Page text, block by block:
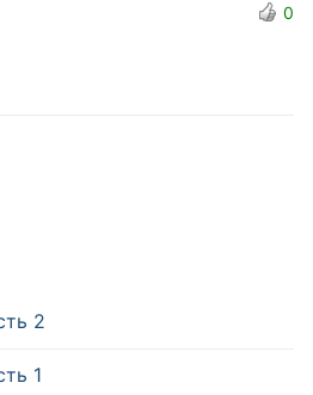
0
2
1